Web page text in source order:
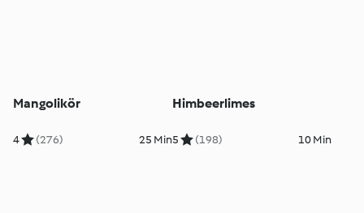
Mangolikör
4 (276) 25 Min
Himbeerlimes
5 (198) 10 Min